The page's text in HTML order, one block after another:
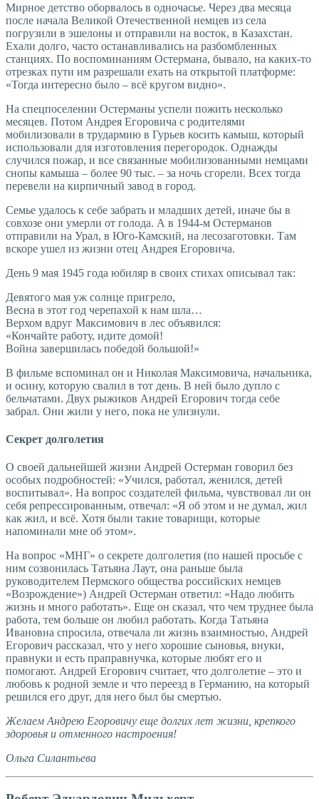
Мирное детство оборвалось в одночасье. Через два месяца
после начала Великой Отечественной немцев из села
погрузили в эшелоны и отправили на восток, в Казахстан.
Ехали долго, часто останавливались на разбомбленных
станциях. По воспоминаниям Остермана, бывало, на каких-то
отрезках пути им разрешали ехать на открытой платформе:
«Тогда интересно было – всё кругом видно».
На спецпоселении Остерманы успели пожить несколько
месяцев. Потом Андрея Егоровича с родителями
мобилизовали в трудармию в Гурьев косить камыш, который
использовали для изготовления перегородок. Однажды
случился пожар, и все связанные мобилизованными немцами
снопы камыша – более 90 тыс. – за ночь сгорели. Всех тогда
перевели на кирпичный завод в город.
Семье удалось к себе забрать и младших детей, иначе бы в
совхозе они умерли от голода. А в 1944-м Остерманов
отправили на Урал, в Юго-Камский, на лесозаготовки. Там
вскоре ушел из жизни отец Андрея Егоровича.
День 9 мая 1945 года юбиляр в своих стихах описывал так:
Девятого мая уж солнце пригрело,
Весна в этот год черепахой к нам шла…
Верхом вдруг Максимович в лес объявился:
«Кончайте работу, идите домой!
Война завершилась победой большой!»
В фильме вспоминал он и Николая Максимовича, начальника,
и осину, которую свалил в тот день. В ней было дупло с
бельчатами. Двух рыжиков Андрей Егорович тогда себе
забрал. Они жили у него, пока не улизнули.
Секрет долголетия
О своей дальнейшей жизни Андрей Остерман говорил без
особых подробностей: «Учился, работал, женился, детей
воспитывал». На вопрос создателей фильма, чувствовал ли он
себя репрессированным, отвечал: «Я об этом и не думал, жил
как жил, и всё. Хотя были такие товарищи, которые
напоминали мне об этом».
На вопрос «МНГ» о секрете долголетия (по нашей просьбе с
ним созвонилась Татьяна Лаут, она раньше была
руководителем Пермского общества российских немцев
«Возрождение») Андрей Остерман ответил: «Надо любить
жизнь и много работать». Еще он сказал, что чем труднее была
работа, тем больше он любил работать. Когда Татьяна
Ивановна спросила, отвечала ли жизнь взаимностью, Андрей
Егорович рассказал, что у него хорошие сыновья, внуки,
правнуки и есть праправнучка, которые любят его и
помогают. Андрей Егорович считает, что долголетие – это и
любовь к родной земле и что переезд в Германию, на который
решился его друг, для него был бы смертью.
Желаем Андрею Егоровичу еще долгих лет жизни, крепкого
здоровья и отменного настроения!
Ольга Силантьева